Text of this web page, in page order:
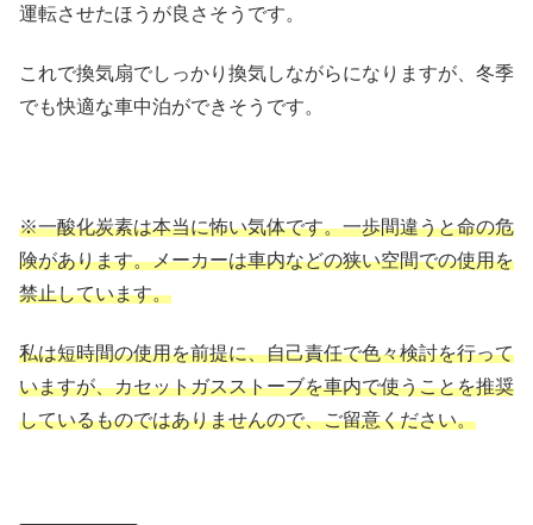
運転させたほうが良さそうです。
これで換気扇でしっかり換気しながらになりますが、冬季
でも快適な車中泊ができそうです。
※一酸化炭素は本当に怖い気体です。一歩間違うと命の危
険があります。メーカーは車内などの狭い空間での使用を
禁止しています。
私は短時間の使用を前提に、自己責任で色々検討を行って
いますが、カセットガスストーブを車内で使うことを推奨
しているものではありませんので、ご留意ください。